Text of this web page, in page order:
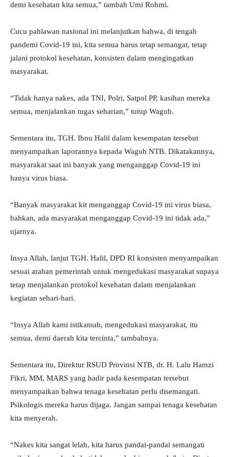
demi kesehatan kita semua,” tambah Umi Rohmi.
Cucu pahlawan nasional ini melanjutkan bahwa, di tengah
pandemi Covid-19 ini, kita semua harus tetap semangat, tetap
jalani protokol kesehatan, konsisten dalam mengingatkan
masyarakat.
“Tidak hanya nakes, ada TNI, Polri, Satpol PP, kasihan mereka
semua, menjalankan tugas seharian,” tutup Wagub.
Sementara itu, TGH. Ibnu Halil dalam kesempatan tersebut
menyampaikan laporannya kepada Wagub NTB. Dikatakannya,
masyarakat saat ini banyak yang menganggap Covid-19 ini
hanya virus biasa.
“Banyak masyarakat kit menganggap Covid-19 ini virus biasa,
bahkan, ada masyarakat menganggap Covid-19 ini tidak ada,”
ujarnya.
Insya Allah, lanjut TGH. Halil, DPD RI konsisten menyampaikan
sesuai arahan pemerintah untuk mengedukasi masyarakat supaya
tetap menjalankan protokol kesehatan dalam menjalankan
kegiatan sehari-hari.
“Insya Allah kami istikamah, mengedukasi masyarakat, itu
semua, demi daerah kita tercinta,” tambahnya.
Sementara itu, Direktur RSUD Provinsi NTB, dr. H. Lalu Hamzi
Fikri, MM, MARS yang hadir pada kesempatan tersebut
menyampaikan bahwa tenaga kesehatan perlu disemangati.
Psikologis mereka harus dijaga. Jangan sampai tenaga kesehatan
kita menyerah.
“Nakes kita sangat lelah, kita harus pandai-pandai semangati